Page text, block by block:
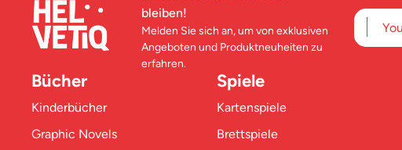
bleiben!
Melden Sie sich an, um von exklusiven
Angeboten und Produktneuheiten zu
erfahren.
Bücher
Kinderbücher
Graphic Novels
Spiele
Kartenspiele
Brettspiele